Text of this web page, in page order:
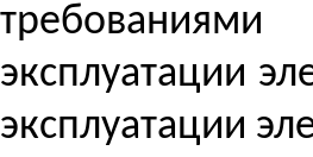
эксплуатации
эксплуатации